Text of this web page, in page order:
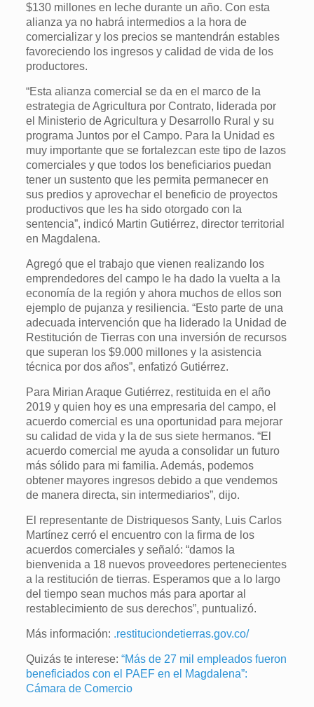
$130 millones en leche durante un año. Con esta
alianza ya no habrá intermedios a la hora de
comercializar y los precios se mantendrán estables
favoreciendo los ingresos y calidad de vida de los
productores.
“Esta alianza comercial se da en el marco de la
estrategia de Agricultura por Contrato, liderada por
el Ministerio de Agricultura y Desarrollo Rural y su
programa Juntos por el Campo. Para la Unidad es
muy importante que se fortalezcan este tipo de lazos
comerciales y que todos los beneficiarios puedan
tener un sustento que les permita permanecer en
sus predios y aprovechar el beneficio de proyectos
productivos que les ha sido otorgado con la
sentencia”, indicó Martin Gutiérrez, director territorial
en Magdalena.
Agregó que el trabajo que vienen realizando los
emprendedores del campo le ha dado la vuelta a la
economía de la región y ahora muchos de ellos son
ejemplo de pujanza y resiliencia. “Esto parte de una
adecuada intervención que ha liderado la Unidad de
Restitución de Tierras con una inversión de recursos
que superan los $9.000 millones y la asistencia
técnica por dos años”, enfatizó Gutiérrez.
Para Mirian Araque Gutiérrez, restituida en el año
2019 y quien hoy es una empresaria del campo, el
acuerdo comercial es una oportunidad para mejorar
su calidad de vida y la de sus siete hermanos. “El
acuerdo comercial me ayuda a consolidar un futuro
más sólido para mi familia. Además, podemos
obtener mayores ingresos debido a que vendemos
de manera directa, sin intermediarios”, dijo.
El representante de Distriquesos Santy, Luis Carlos
Martínez cerró el encuentro con la firma de los
acuerdos comerciales y señaló: “damos la
bienvenida a 18 nuevos proveedores pertenecientes
a la restitución de tierras. Esperamos que a lo largo
del tiempo sean muchos más para aportar al
restablecimiento de sus derechos”, puntualizó.
Más información: .restituciondetierras.gov.co/
Quizás te interese:“Más de 27 mil empleados fueron
beneficiados con el PAEF en el Magdalena”:
Cámara de Comercio